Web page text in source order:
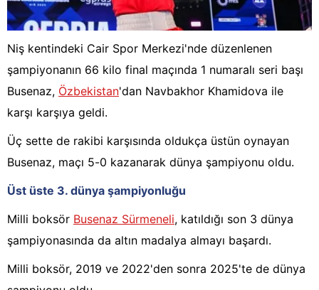
Niş kentindeki Cair Spor Merkezi'nde düzenlenen
şampiyonanın 66 kilo final maçında 1 numaralı seri başı
Busenaz, Özbekistan'dan Navbakhor Khamidova ile
karşı karşıya geldi.
Üç sette de rakibi karşısında oldukça üstün oynayan
Busenaz, maçı 5-0 kazanarak dünya şampiyonu oldu.
Üst üste 3. dünya şampiyonluğu
Milli boksör Busenaz Sürmeneli, katıldığı son 3 dünya
şampiyonasında da altın madalya almayı başardı.
Milli boksör, 2019 ve 2022'den sonra 2025'te de dünya